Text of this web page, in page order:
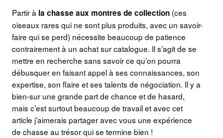
Partir à la chasse aux montres de collection (ces
oiseaux rares qui ne sont plus produits, avec un savoir-
faire qui se perd) nécessite beaucoup de patience
contrairement à un achat sur catalogue. Il s’agit de se
mettre en recherche sans savoir ce qu’on pourra
débusquer en faisant appel à ses connaissances, son
expertise, son flaire et ses talents de négociation. Il y a
bien-sur une grande part de chance et de hasard,
mais c’est surtout beaucoup de travail et avec cet
article j’aimerais partager avec vous une expérience
de chasse au trésor qui se termine bien !